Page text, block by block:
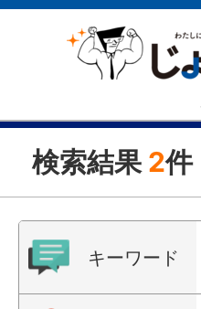
検索結果 2件
キーワード